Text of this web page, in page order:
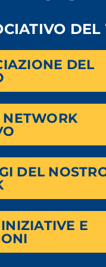
pratiche e casi reali,
acquisito una
e guidare il
fondamentale per il
DEL
NETWORK
DEL
E